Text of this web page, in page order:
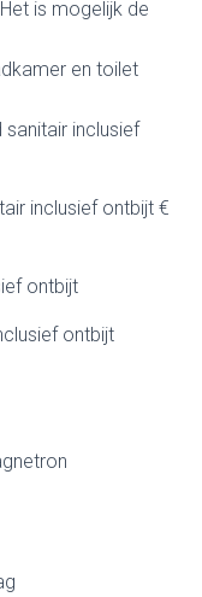
is mogelijk de
en toilet
inclusief
inclusief ontbijt €
ontbijt
ontbijt